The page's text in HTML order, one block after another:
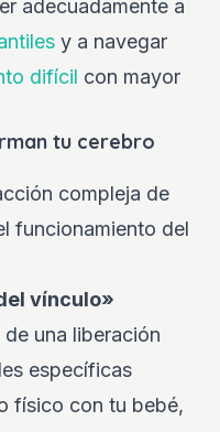
adecuadamente a
y a navegar
difícil con mayor
tu cerebro
compleja de
funcionamiento del
vínculo»
una liberación
específicas
físico con tu bebé,